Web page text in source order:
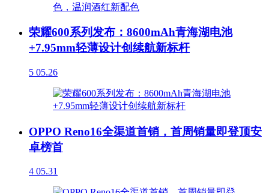
荣耀600系列发布：8600mAh青海湖电池
+7.95mm轻薄设计创续航新标杆
5 05.26
OPPO Reno16全渠道首销，首周销量即登顶安
卓榜首
4 05.31